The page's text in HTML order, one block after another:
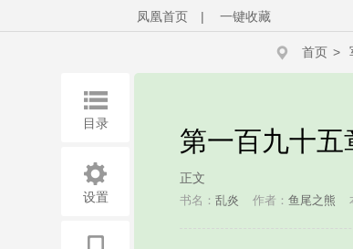
凤凰首页 | 一键收藏
首页 >
第一百九十五
正文
书名： 乱炎 作者： 鱼尾之熊
目录
设置